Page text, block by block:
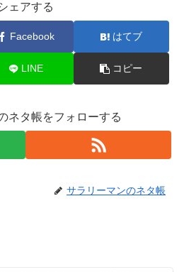
ェアする
Facebook はてブ
LINE コピー
ネタ帳をフォローする
サラリーマンのネタ帳